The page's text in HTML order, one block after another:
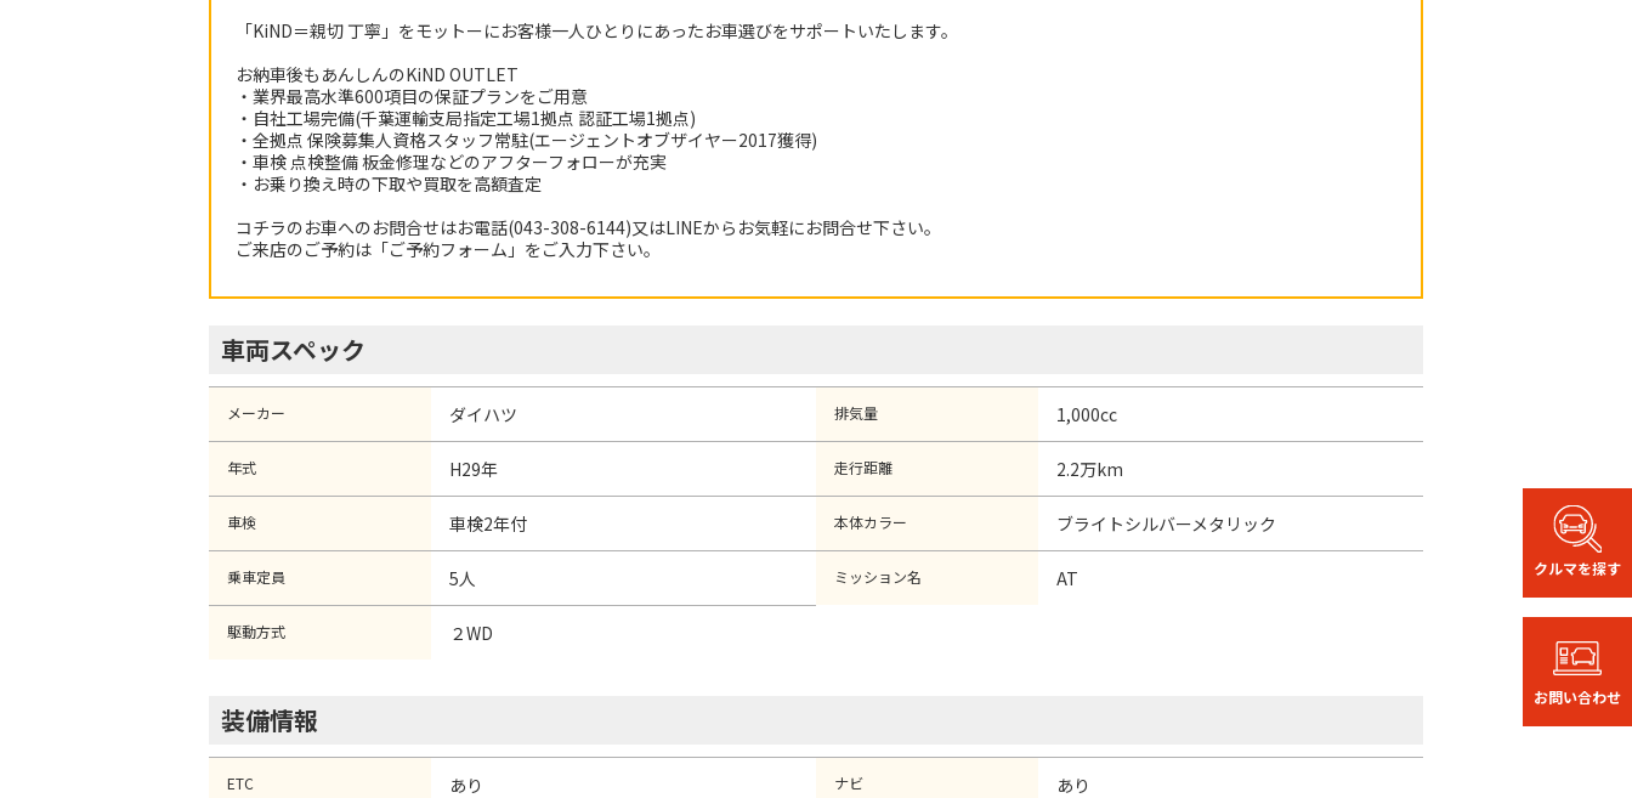
クルマを探す
お問い合わせ
「KiND＝親切 丁寧」をモットーにお客様一人ひとりにあったお車選びをサポートいたします。
お納車後もあんしんのKiND OUTLET
・業界最高水準600項目の保証プランをご用意
・自社工場完備(千葉運輸支局指定工場1拠点 認証工場1拠点)
・全拠点 保険募集人資格スタッフ常駐(エージェントオブザイヤー2017獲得)
・車検 点検整備 板金修理などのアフターフォローが充実
・お乗り換え時の下取や買取を高額査定
コチラのお車へのお問合せはお電話(043-308-6144)又はLINEからお気軽にお問合せ下さい。
ご来店のご予約は「ご予約フォーム」をご入力下さい。
車両スペック
メーカー ダイハツ 排気量 1,000cc
年式 H29年 走行距離 2.2万km
車検 車検2年付 本体カラー ブライトシルバーメタリック
乗車定員 5人 ミッション名 AT
駆動方式 ２WD
装備情報
ETC あり ナビ あり